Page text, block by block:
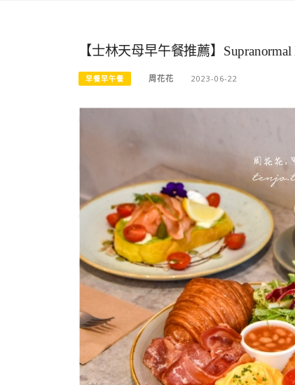
【士林天母早午餐推薦】
早餐早午餐 周花花 2023-06-22